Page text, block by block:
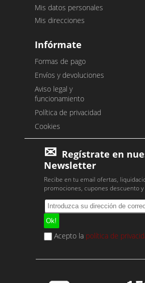
Mis datos personales
Mis direcciones
Infórmate
Formas de pago
Envíos y devoluciones
Aviso legal y
funcionamiento
Política de privacidad
Cookies
Regístrate en
Newsletter
Recibe en tu email ofertas,
promociones, cupones descuento
Acepto la política de